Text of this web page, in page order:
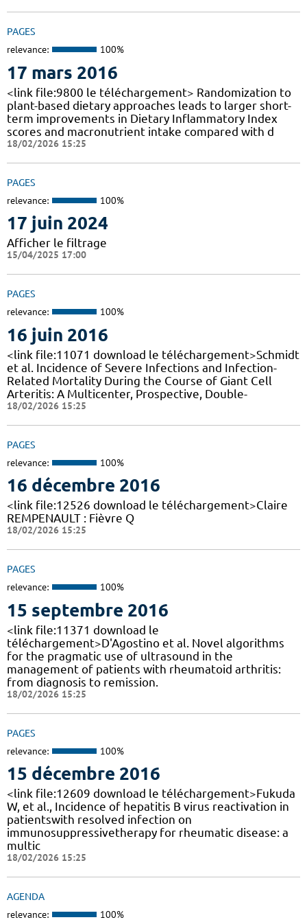
PAGES
relevance: 100%
17 mars 2016
<link file:9800 le téléchargement> Randomization to
plant-based dietary approaches leads to larger short-
term improvements in Dietary Inflammatory Index
scores and macronutrient intake compared with d
18/02/2026 15:25
PAGES
relevance: 100%
17 juin 2024
Afficher le filtrage
15/04/2025 17:00
PAGES
relevance: 100%
16 juin 2016
<link file:11071 download le téléchargement>Schmidt
et al. Incidence of Severe Infections and Infection-
Related Mortality During the Course of Giant Cell
Arteritis: A Multicenter, Prospective, Double-
18/02/2026 15:25
PAGES
relevance: 100%
16 décembre 2016
<link file:12526 download le téléchargement>Claire
REMPENAULT : Fièvre Q
18/02/2026 15:25
PAGES
relevance: 100%
15 septembre 2016
<link file:11371 download le
téléchargement>D'Agostino et al. Novel algorithms
for the pragmatic use of ultrasound in the
management of patients with rheumatoid arthritis:
from diagnosis to remission.
18/02/2026 15:25
PAGES
relevance: 100%
15 décembre 2016
<link file:12609 download le téléchargement>Fukuda
W, et al., Incidence of hepatitis B virus reactivation in
patientswith resolved infection on
immunosuppressivetherapy for rheumatic disease: a
multic
18/02/2026 15:25
AGENDA
relevance: 100%